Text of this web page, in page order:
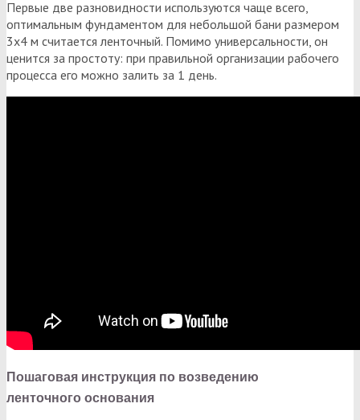
Первые две разновидности используются чаще всего,
оптимальным фундаментом для небольшой бани размером
3х4 м считается ленточный. Помимо универсальности, он
ценится за простоту: при правильной организации рабочего
процесса его можно залить за 1 день.
Пошаговая инструкция по возведению
ленточного основания